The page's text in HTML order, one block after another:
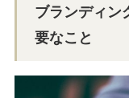
ブランディン
要なこと